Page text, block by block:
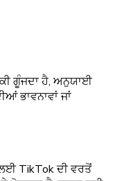
ਗੂੰਜਦਾ ਹੈ, ਅਨੁਯਾਈ
ਭਾਵਨਾਵਾਂ ਜਾਂ
TikTok ਦੀ ਵਰਤੋਂ